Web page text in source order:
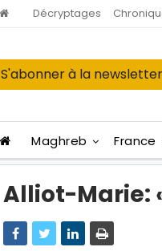
Décryptages
S'abonner à la newsletter
Maghreb France
Alliot-Marie: